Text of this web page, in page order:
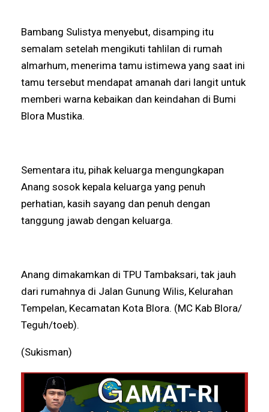
Bambang Sulistya menyebut, disamping itu
semalam setelah mengikuti tahlilan di rumah
almarhum, menerima tamu istimewa yang saat ini
tamu tersebut mendapat amanah dari langit untuk
memberi warna kebaikan dan keindahan di Bumi
Blora Mustika.
Sementara itu, pihak keluarga mengungkapan
Anang sosok kepala keluarga yang penuh
perhatian, kasih sayang dan penuh dengan
tanggung jawab dengan keluarga.
Anang dimakamkan di TPU Tambaksari, tak jauh
dari rumahnya di Jalan Gunung Wilis, Kelurahan
Tempelan, Kecamatan Kota Blora. (MC Kab Blora/
Teguh/toeb).
(Sukisman)